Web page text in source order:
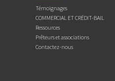
Témoignages
COMMERCIAL ET CRÉDIT-BAIL
Ressources
Prêteurs et associations
Contactez-nous